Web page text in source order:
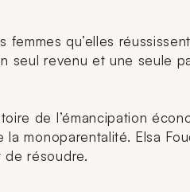
qu’elles
seul revenu et une seule
de l’émancipation
monoparentalité. Elsa
résoudre.